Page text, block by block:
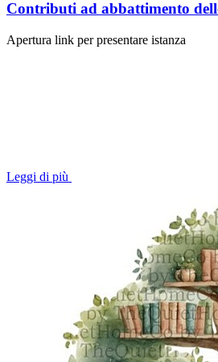
Contributi ad abbattimento
Apertura link per presentare istanza
Leggi di più